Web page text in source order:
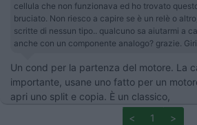
cellula che non funzionava ed ho trovato
bruciato. Non riesco a capire se è un relè o
scritte di nessun tipo.. qualcuno sa aiutarmi a
anche con un componente analogo? grazie.
Un cond per la partenza del motore. La
importante, usane uno fatto per un
apri uno split e copia. È un classico,
<
1 >